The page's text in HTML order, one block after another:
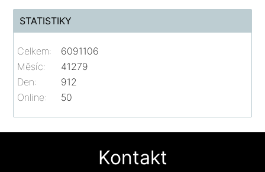
STATISTIKY
Online: 50
Celkem:
6091106
Měsíc:
41279
Den:
912
Kontakt